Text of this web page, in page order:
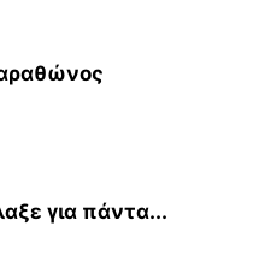
για πάντα...